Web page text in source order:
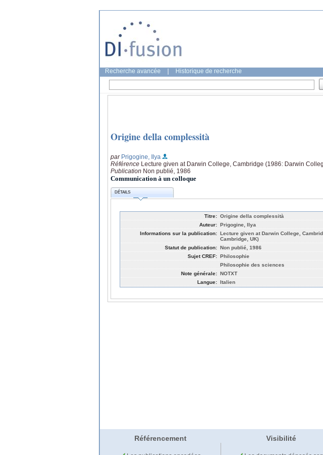
Recherche avancée Historique de recherche
Origine della complessità
par Prigogine, Ilya
Référence Lecture given at Darwin College, Cambridge (1986: Darwin
Publication Non publié, 1986
Communication à un colloque
DÉTAILS
Titre: Origine della complessità
Auteur: Prigogine, Ilya
Informations sur la publication: Lecture given at Darwin College,
Cambridge, UK)
Statut de publication: Non publié, 1986
Sujet CREF: Philosophie
Philosophie des sciences
Note générale: NOTXT
Langue: Italien
Référencement Visibilité